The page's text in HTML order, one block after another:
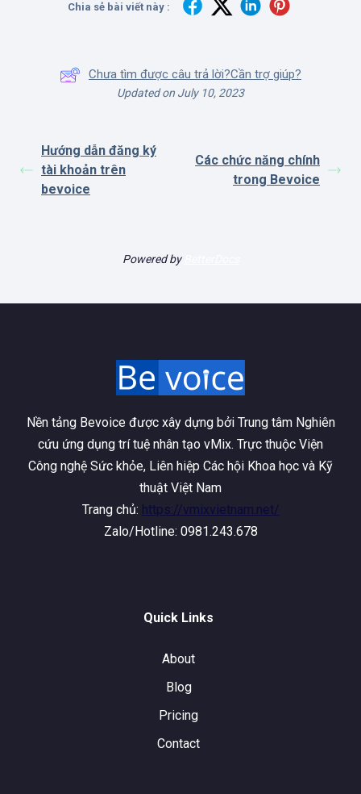
Chia sẻ bài viết này :
Chưa tìm được câu trả lời?Cần trợ giúp?
Updated on July 10, 2023
Hướng dẫn đăng ký
tài khoản trên
bevoice
Các chức năng chính
trong Bevoice
Powered by
Nền tảng Bevoice được xây dựng bởi Trung tâm Nghiên
cứu ứng dụng trí tuệ nhân tạo vMix. Trực thuộc Viện
Công nghệ Sức khỏe, Liên hiệp Các hội Khoa học và Kỹ
thuật Việt Nam
Trang chủ:
Zalo/Hotline: 0981.243.678
Quick Links
About
Blog
Pricing
Contact